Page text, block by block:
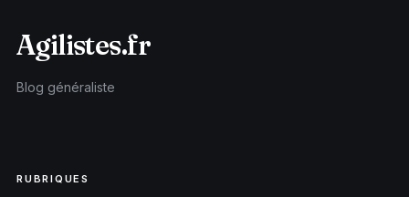
Agilistes.fr
Blog généraliste
RUBRIQUES